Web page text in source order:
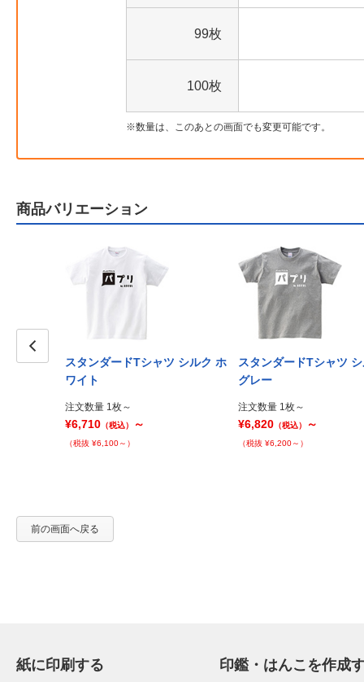
99枚
100枚
数量は、このあとの画面でも変更可能です。
商品バリエーション
シルク ラ
スタンダードTシャツ シルク ホ
ワイト
注文数量 1枚～
¥6,710 （税込） ～
（税抜 ¥6,100～）
スタンダードTシャツ
グレー
注文数量 1枚～
¥6,820 （税込） ～
（税抜 ¥6,200～）
前の画面へ戻る
紙に印刷する 印鑑・はんこを作成